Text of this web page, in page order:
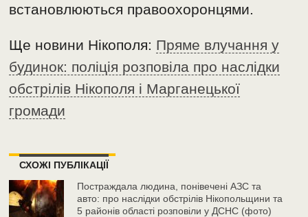
встановлюються правоохоронцями.
Ще новини Нікополя: Пряме влучання у
будинок: поліція розповіла про наслідки
обстрілів Нікополя і Марганецької
громади
СХОЖІ ПУБЛІКАЦІЇ
Постраждала людина, понівечені АЗС та
авто: про наслідки обстрілів Нікопольщини та
5 районів області розповіли у ДСНС (фото)